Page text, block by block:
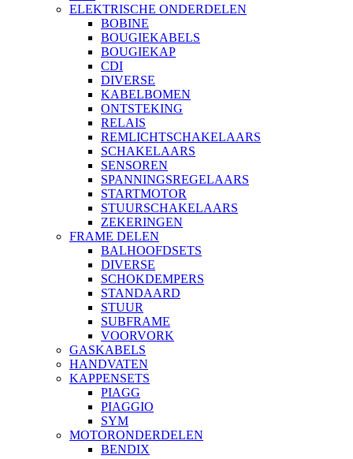
ELEKTRISCHE ONDERDELEN
BOBINE
BOUGIEKABELS
BOUGIEKAP
CDI
DIVERSE
KABELBOMEN
ONTSTEKING
RELAIS
REMLICHTSCHAKELAARS
SCHAKELAARS
SENSOREN
SPANNINGSREGELAARS
STARTMOTOR
STUURSCHAKELAARS
ZEKERINGEN
FRAME DELEN
BALHOOFDSETS
DIVERSE
SCHOKDEMPERS
STANDAARD
STUUR
SUBFRAME
VOORVORK
GASKABELS
HANDVATEN
KAPPENSETS
PIAGG
PIAGGIO
SYM
MOTORONDERDELEN
BENDIX